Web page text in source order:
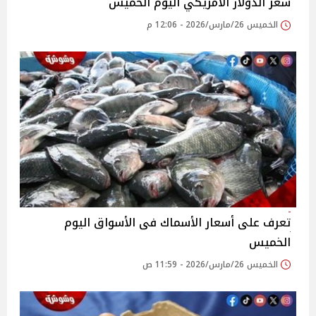
الخميس 26/مارس/2026 - 12:06 م
تعرف على أسعار الأسماك فى الأسواق‎‎ اليوم
الخميس
الخميس 26/مارس/2026 - 11:59 ص